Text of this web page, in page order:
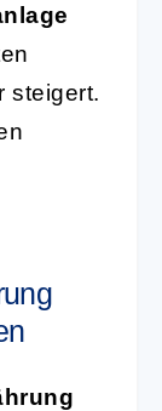
steigert.